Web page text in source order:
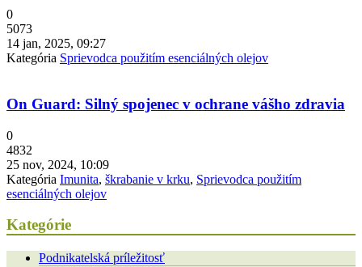
0
5073
14 jan, 2025, 09:27
Kategória Sprievodca použitím esenciálných olejov
On Guard: Silný spojenec v ochrane vášho zdravia
0
4832
25 nov, 2024, 10:09
Kategória Imunita, škrabanie v krku, Sprievodca použitím
esenciálných olejov
Kategórie
Podnikatelská príležitosť